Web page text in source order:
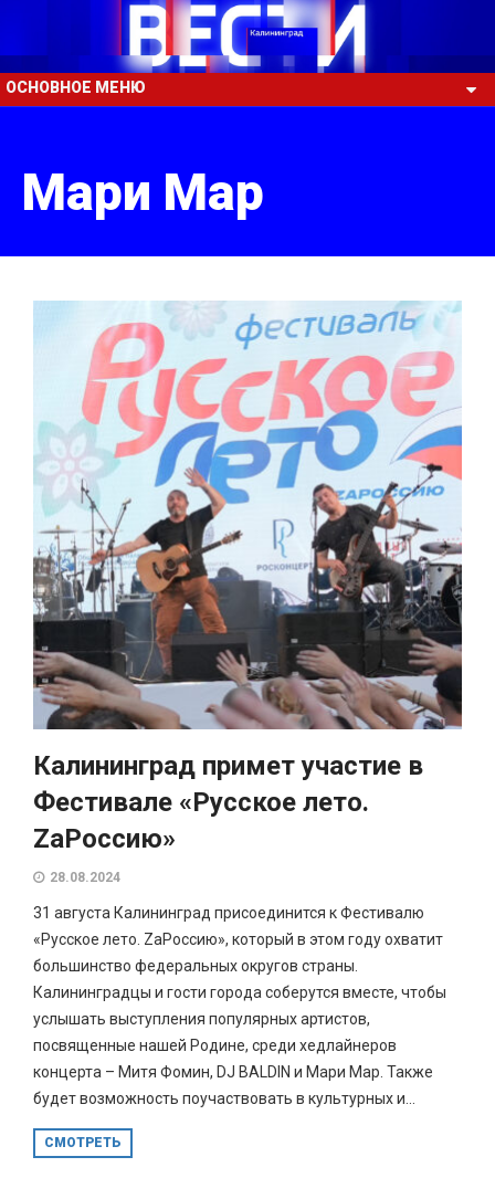
ОСНОВНОЕ МЕНЮ
Мари Мар
Калининград примет участие в
Фестивале «Русское лето.
ZaРоссию»
28.08.2024
31 августа Калининград присоединится к Фестивалю
«Русское лето. ZaРоссию», который в этом году охватит
большинство федеральных округов страны.
Калининградцы и гости города соберутся вместе, чтобы
услышать выступления популярных артистов,
посвященные нашей Родине, среди хедлайнеров
концерта – Митя Фомин, DJ BALDIN и Мари Мар. Также
будет возможность поучаствовать в культурных и...
СМОТРЕТЬ